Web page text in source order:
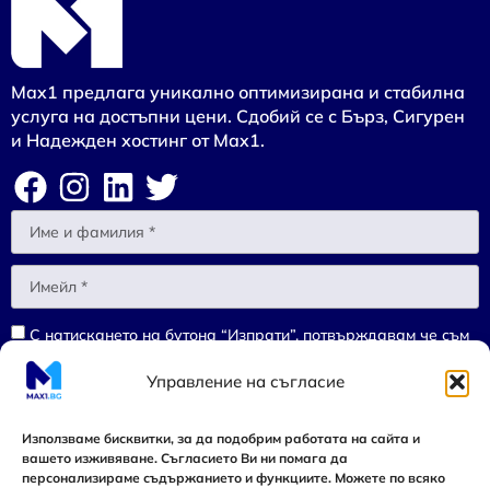
Управление на съгласие
Използваме бисквитки, за да подобрим работата на сайта и
вашето изживяване. Съгласието Ви ни помага да
персонализираме съдържанието и функциите. Можете по всяко
Max1 предлага уникално оптимизирана и стабилна
услуга на достъпни цени. Сдобий се с Бърз, Сигурен
и Надежден хостинг от Max1.
С натискането на бутона “Изпрати”, потвърждавам че съм
запознат и се съгласявам с
MAX1.BG.
Изпрати